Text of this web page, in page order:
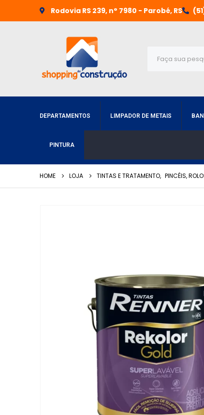
Rodovia RS 239, n° 7980 - Parobé, RS
DEPARTAMENTOS LIMPADOR DE METAIS
PINTURA
HOME LOJA TINTAS E TRATAMENTO, PINCÉIS,